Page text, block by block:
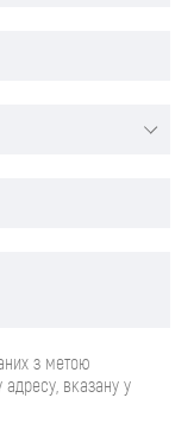
з метою
вказану у